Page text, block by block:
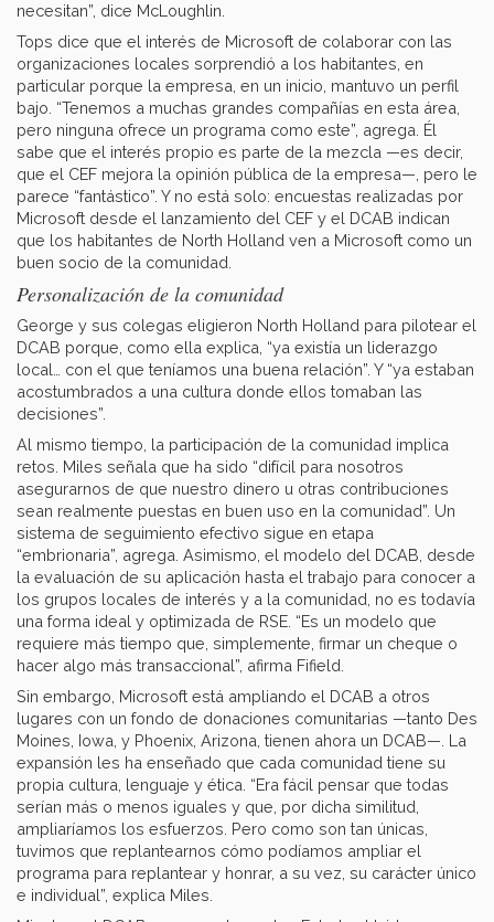
necesitan”, dice McLoughlin.
Tops dice que el interés de Microsoft de colaborar con las
organizaciones locales sorprendió a los habitantes, en
particular porque la empresa, en un inicio, mantuvo un perfil
bajo. “Tenemos a muchas grandes compañías en esta área,
pero ninguna ofrece un programa como este”, agrega. Él
sabe que el interés propio es parte de la mezcla —es decir,
que el CEF mejora la opinión pública de la empresa—, pero le
parece “fantástico”. Y no está solo: encuestas realizadas por
Microsoft desde el lanzamiento del CEF y el DCAB indican
que los habitantes de North Holland ven a Microsoft como un
buen socio de la comunidad.
Personalización de la comunidad
George y sus colegas eligieron North Holland para pilotear el
DCAB porque, como ella explica, “ya existía un liderazgo
local… con el que teníamos una buena relación”. Y “ya estaban
acostumbrados a una cultura donde ellos tomaban las
decisiones”.
Al mismo tiempo, la participación de la comunidad implica
retos. Miles señala que ha sido “difícil para nosotros
asegurarnos de que nuestro dinero u otras contribuciones
sean realmente puestas en buen uso en la comunidad”. Un
sistema de seguimiento efectivo sigue en etapa
“embrionaria”, agrega. Asimismo, el modelo del DCAB, desde
la evaluación de su aplicación hasta el trabajo para conocer a
los grupos locales de interés y a la comunidad, no es todavía
una forma ideal y optimizada de RSE. “Es un modelo que
requiere más tiempo que, simplemente, firmar un cheque o
hacer algo más transaccional”, afirma Fifield.
Sin embargo, Microsoft está ampliando el DCAB a otros
lugares con un fondo de donaciones comunitarias —tanto Des
Moines, Iowa, y Phoenix, Arizona, tienen ahora un DCAB—. La
expansión les ha enseñado que cada comunidad tiene su
propia cultura, lenguaje y ética. “Era fácil pensar que todas
serían más o menos iguales y que, por dicha similitud,
ampliaríamos los esfuerzos. Pero como son tan únicas,
tuvimos que replantearnos cómo podíamos ampliar el
programa para replantear y honrar, a su vez, su carácter único
e individual”, explica Miles.